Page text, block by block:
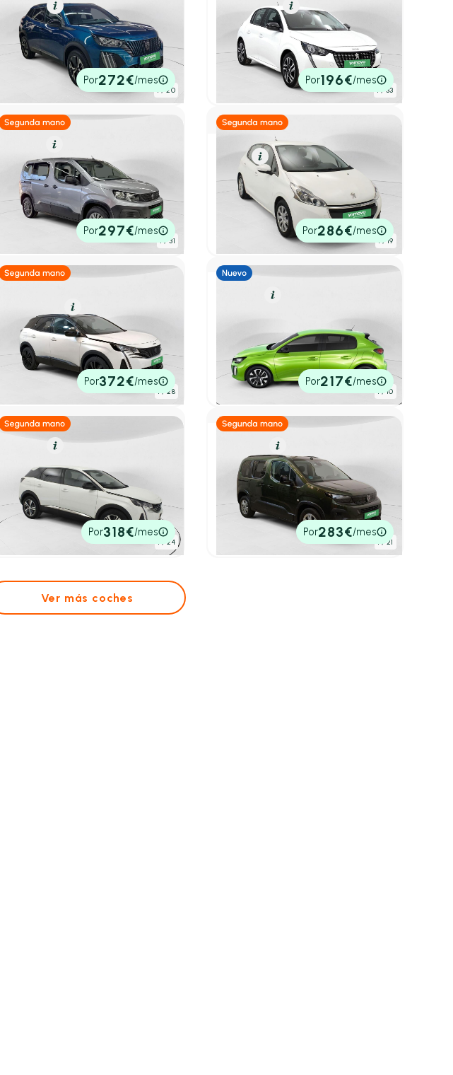
1/ 20
Gasolina Resumen
Peugeot 2008
Allure Turbo 100 S&S 6 Vel MAN
1 km100cvManual
Por272€/mes
1/ 33
Gasolina
Peugeot 208
PureTech 55kW (75CV) Active Pack
202321.418 km75cvManual
12.500€ Por196€/mes
1/ 31
Peugeot Rifter
e-Rifter Active Pack Standard
100kW
21.000 km136cvAutomático
Por297€/mes
1/ 19
Diésel Resumen
Peugeot 208
BlueHDi 73kW (100CV) Active
62.455 km 100cvManual
Por286€/mes
1/ 28
Peugeot 3008
1.2 PureTech 96KW S&S GT EAT8
46.025 km130cvAutomático
20.990€ Por372€/mes
1/ 10
Berlina 1.2 PURETECH 73KW STYLE
100 5P
5,20 l/100 Km100cvManual
17.950€
P.V.P. contado
Por217€/mes
1/ 24
Peugeot 3008
1.2 PureTech 96KW (130CV) S&S
Allure
16.466 km130cvManual
17.950€ Por318€/mes
1/ 21
Peugeot Rifter
1.5 BLUEHDI 100CV ALLURE
BUSINESS STD 4P
202421.049 km100cvManual
Por283€/mes
Ver más coches